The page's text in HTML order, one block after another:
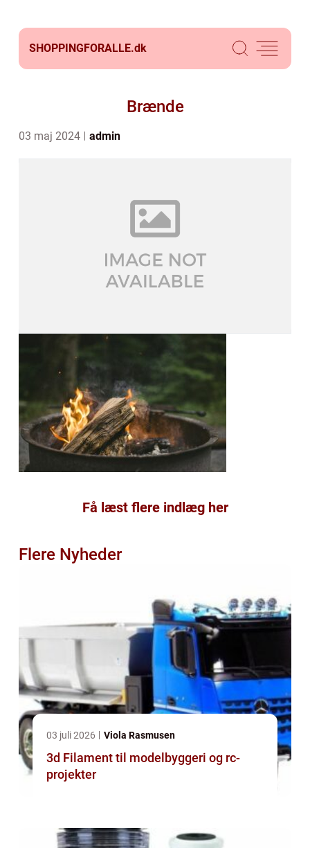
SHOPPINGFORALLE.dk
Brænde
03 maj 2024 admin
Få læst flere indlæg her
Flere Nyheder
03 juli 2026 Viola Rasmusen
3d Filament til modelbyggeri og rc-
projekter